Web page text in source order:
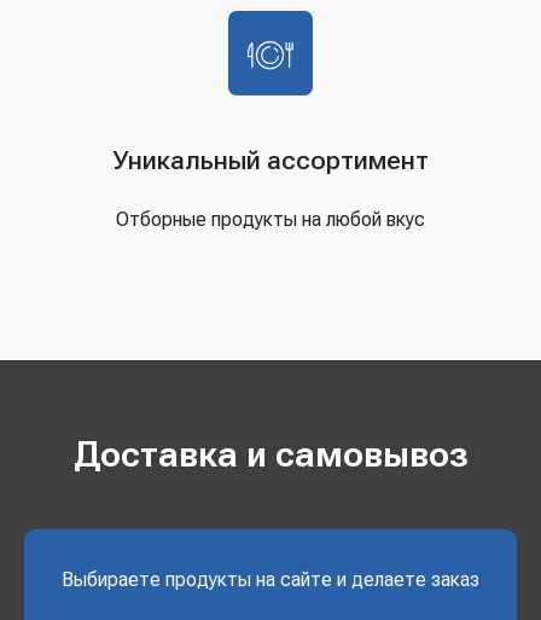
Уникальный ассортимент
Отборные продукты на любой вкус
Доставка и самовывоз
Выбираете продукты на сайте и делаете заказ